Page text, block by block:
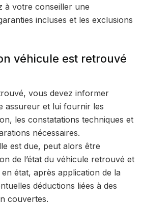
à votre conseiller une
incluses et les exclusions
véhicule est retrouvé
vous devez informer
assureur et lui fournir les
les constatations techniques et
nécessaires.
est due, peut alors être
de l’état du véhicule retrouvé et
état, après application de la
déductions liées à des
couvertes.